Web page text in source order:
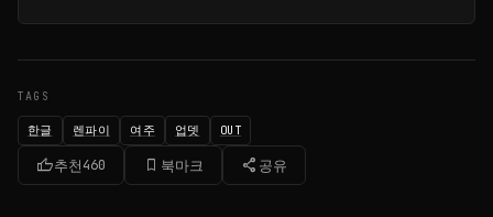
TAGS
한글 렌파이 여주 업뎃 OUT
thumb_up추천460 bookmark_border 북마크 share 공유